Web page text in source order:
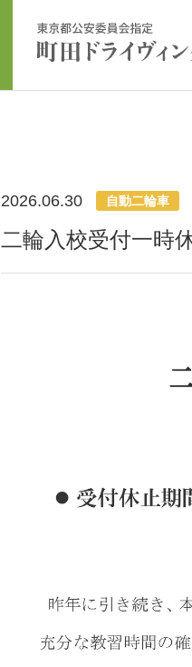
2026.06.30 自動二輪車
二輪入校受付一時